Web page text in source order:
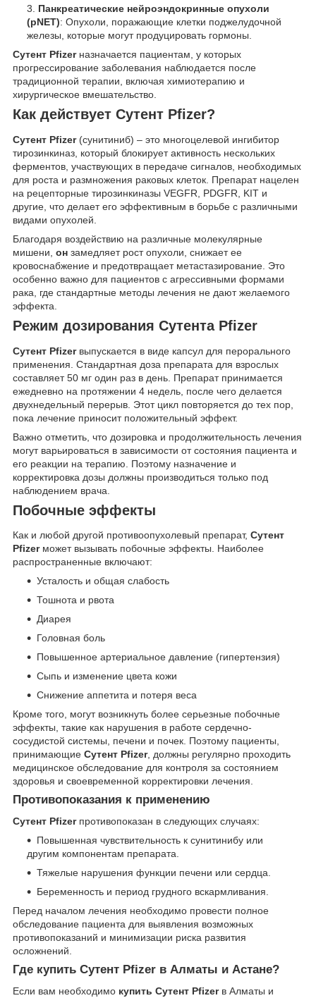
Панкреатические нейроэндокринные опухоли
(pNET): Опухоли, поражающие клетки поджелудочной
железы, которые могут продуцировать гормоны.
Сутент Pfizerназначается пациентам, у которых
прогрессирование заболевания наблюдается после
традиционной терапии, включая химиотерапию и
хирургическое вмешательство.
Как действует Сутент Pfizer?
Сутент Pfizer(сунитиниб) – это многоцелевой ингибитор
тирозинкиназ, который блокирует активность нескольких
ферментов, участвующих в передаче сигналов, необходимых
для роста и размножения раковых клеток. Препарат нацелен
на рецепторные тирозинкиназы VEGFR, PDGFR, KIT и
другие, что делает его эффективным в борьбе с различными
видами опухолей.
Благодаря воздействию на различные молекулярные
мишени, он замедляет рост опухоли, снижает ее
кровоснабжение и предотвращает метастазирование. Это
особенно важно для пациентов с агрессивными формами
рака, где стандартные методы лечения не дают желаемого
эффекта.
Режим дозирования Сутента Pfizer
Сутент Pfizerвыпускается в виде капсул для перорального
применения. Стандартная доза препарата для взрослых
составляет 50 мг один раз в день. Препарат принимается
ежедневно на протяжении 4 недель, после чего делается
двухнедельный перерыв. Этот цикл повторяется до тех пор,
пока лечение приносит положительный эффект.
Важно отметить, что дозировка и продолжительность лечения
могут варьироваться в зависимости от состояния пациента и
его реакции на терапию. Поэтому назначение и
корректировка дозы должны производиться только под
наблюдением врача.
Побочные эффекты
Как и любой другой противоопухолевый препарат, Сутент
Pfizerможет вызывать побочные эффекты. Наиболее
распространенные включают:
Усталость и общая слабость
Тошнота и рвота
Диарея
Головная боль
Повышенное артериальное давление (гипертензия)
Сыпь и изменение цвета кожи
Снижение аппетита и потеря веса
Кроме того, могут возникнуть более серьезные побочные
эффекты, такие как нарушения в работе сердечно-
сосудистой системы, печени и почек. Поэтому пациенты,
принимающие Сутент Pfizer, должны регулярно проходить
медицинское обследование для контроля за состоянием
здоровья и своевременной корректировки лечения.
Противопоказания к применению
Сутент Pfizerпротивопоказан в следующих случаях:
Повышенная чувствительность к сунитинибу или
другим компонентам препарата.
Тяжелые нарушения функции печени или сердца.
Беременность и период грудного вскармливания.
Перед началом лечения необходимо провести полное
обследование пациента для выявления возможных
противопоказаний и минимизации риска развития
осложнений.
Где купить Сутент Pfizer в Алматы и Астане?
Если вам необходимо купить Сутент Pfizerв Алматы и